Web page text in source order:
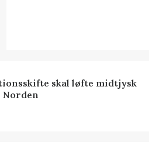
skal løfte midtjysk